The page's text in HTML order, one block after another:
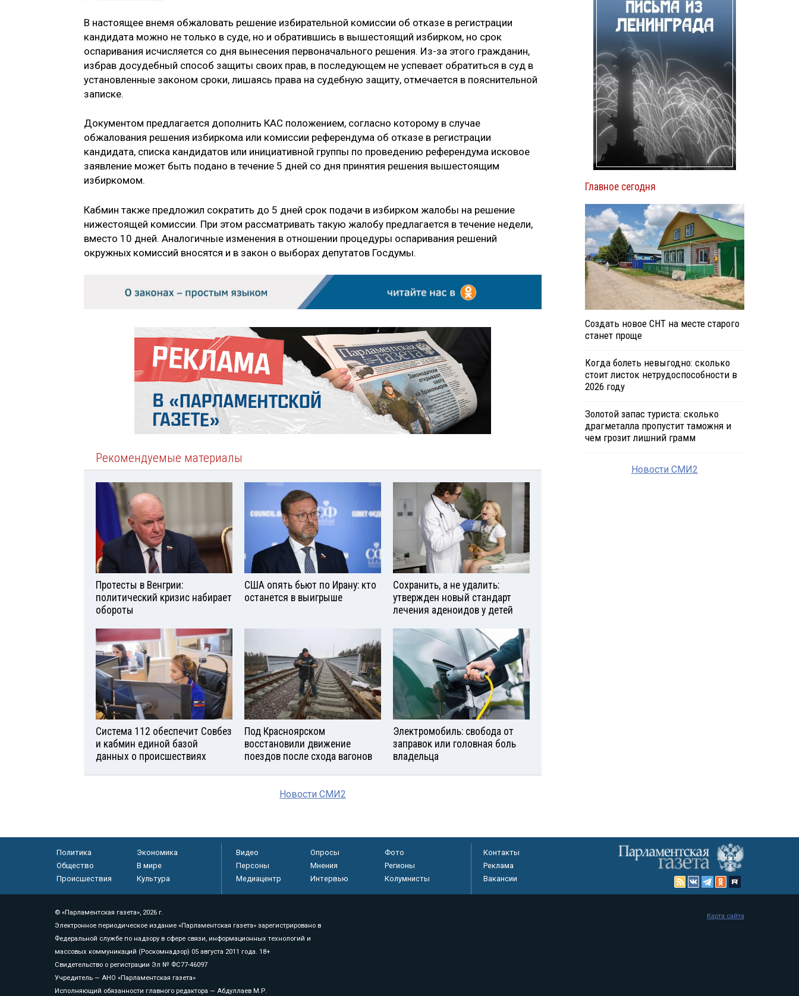
В настоящее внемя обжаловать решение избирательной комиссии об отказе в регистрации
кандидата можно не только в суде, но и обратившись в вышестоящий избирком, но срок
оспаривания исчисляется со дня вынесения первоначального решения. Из-за этого гражданин,
избрав досудебный способ защиты своих прав, в последующем не успевает обратиться в суд в
установленные законом сроки, лишаясь права на судебную защиту, отмечается в пояснительной
записке.
Документом предлагается дополнить КАС положением, согласно которому в случае
обжалования решения избиркома или комиссии референдума об отказе в регистрации
кандидата, списка кандидатов или инициативной группы по проведению референдума исковое
заявление может быть подано в течение 5 дней со дня принятия решения вышестоящим
избиркомом.
Кабмин также предложил сократить до 5 дней срок подачи в избирком жалобы на решение
нижестоящей комиссии. При этом рассматривать такую жалобу предлагается в течение недели,
вместо 10 дней. Аналогичные изменения в отношении процедуры оспаривания решений
окружных комиссий вносятся и в закон о выборах депутатов Госдумы.
Рекомендуемые материалы
Протесты в Венгрии:
политический кризис набирает
обороты
США опять бьют по Ирану: кто
останется в выигрыше
Сохранить, а не удалить:
утвержден новый стандарт
лечения аденоидов у детей
Система 112 обеспечит Совбез
и кабмин единой базой
данных о происшествиях
Под Красноярском
восстановили движение
поездов после схода вагонов
Электромобиль: свобода от
заправок или головная боль
владельца
Новости СМИ2
Главное сегодня
Создать новое СНТ на месте старого
станет проще
Когда болеть невыгодно: сколько
стоит листок нетрудоспособности в
2026 году
Золотой запас туриста: сколько
драгметалла пропустит таможня и
чем грозит лишний грамм
Новости СМИ2
Политика
Экономика
Общество
В мире
Происшествия
Культура
Видео Опросы
Фото
Персоны
Мнения
Регионы
Медиацентр
Интервью Колумнисты
Контакты
Реклама
Вакансии
© «Парламентская газета», 2026 г.
Электронное периодическое издание «Парламентская газета» зарегистрировано в
Федеральной службе по надзору в сфере связи, информационных технологий и
массовых коммуникаций (Роскомнадзор) 05 августа 2011 года. 18+
Свидетельство о регистрации Эл № ФС77-46097
Учредитель — АНО «Парламентская газета»
Исполняющий обязанности главного редактора — Абдуллаев М.Р.
Карта сайта